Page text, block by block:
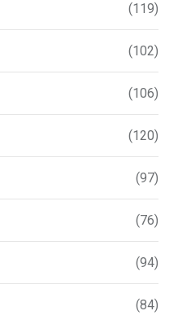
(119)
(102)
(106)
(120)
(97)
(76)
(94)
(84)